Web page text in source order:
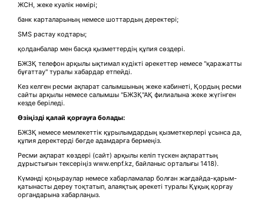
ЖСН, жеке куәлік нөмірі;
банк карталарының немесе шоттардың деректері;
SMS растау кодтары;
қолданбалар мен басқа қызметтердің құпия сөздері.
БЖЗҚ телефон арқылы ықтимал күдікті әрекеттер немесе "қаражатты
бұғаттау" туралы хабардар етпейді.
Кез келген ресми ақпарат салымшының жеке кабинеті, Қордың ресми
сайты арқылы немесе салымшы "БЖЗҚ"АҚ филиалына жеке жүгінген
кезде беріледі.
Өзіңізді қалай қорғауға болады:
БЖЗҚ немесе мемлекеттік құрылымдардың қызметкерлері ұсынса да,
құпия деректерді бөгде адамдарға бермеңіз.
Ресми ақпарат көздері (сайт) арқылы келіп түскен ақпараттың
дұрыстығын тексеріңіз www.enpf.kz, байланыс орталығы 1418).
Күмәнді қоңыраулар немесе хабарламалар болған жағдайда-қарым-
қатынасты дереу тоқтатып, алаяқтық әрекеті туралы Құқық қорғау
органдарына хабарлаңыз.